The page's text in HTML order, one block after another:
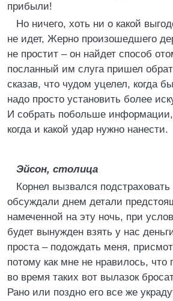
прибыли!
Но ничего, хоть ни о какой
не идет, Жерно произошедшего
не простит – он найдет способ
посланный им слуга пришел
сказав, что чудом уцелел, когда
надо просто установить более
И собрать побольше
когда и какой удар нужно нанести.
Эйсон, столица
Корнел вызвался
обсуждали днем детали
намеченной на эту ночь, при
будет вынужден взять у нас
проста – подождать меня,
потому как мне не нравилось, что
во время таких вот вылазок
Рано или поздно его все же